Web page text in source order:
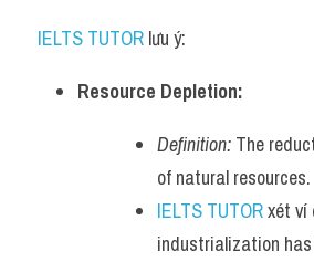
IELTS TUTOR lưu ý:
Resource Depletion:
Definition: The
of natural resources.
IELTS TUTOR xét ví
industrialization